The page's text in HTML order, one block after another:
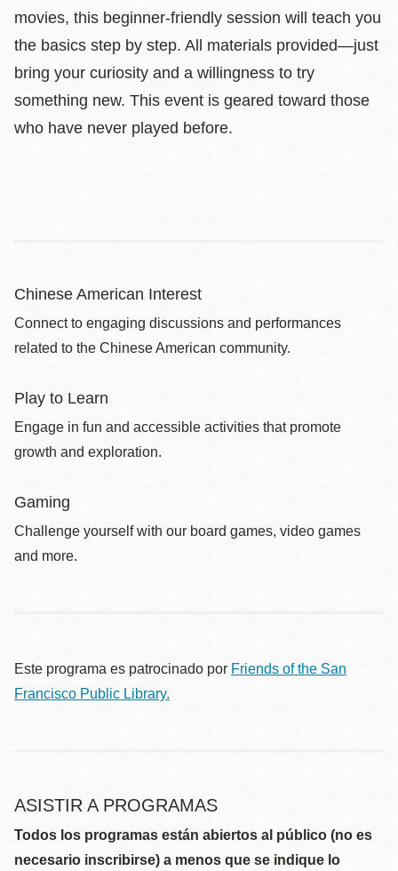
movies, this beginner‑friendly session will teach you
the basics step by step. All materials provided—just
bring your curiosity and a willingness to try
something new. This event is geared toward those
who have never played before.
Chinese American Interest
Connect to engaging discussions and performances
related to the Chinese American community.
Play to Learn
Engage in fun and accessible activities that promote
growth and exploration.
Gaming
Challenge yourself with our board games, video games
and more.
Este programa es patrocinado por Friends of the San
Francisco Public Library.
ASISTIR A PROGRAMAS
Todos los programas están abiertos al público (no es
necesario inscribirse) a menos que se indique lo